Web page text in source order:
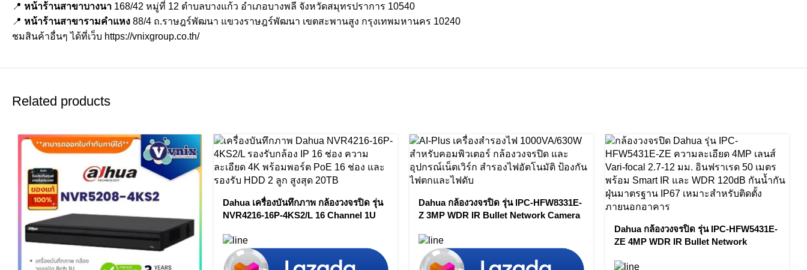
📍 หน้าร้านสาขาบางนา 168/42 หมู่ที่ 12 ตำบลบางแก้ว อำเภอบางพลี จังหวัดสมุทรปราการ 10540
📍 หน้าร้านสาขารามคำแหง 88/4 ถ.ราษฎร์พัฒนา แขวงราษฎร์พัฒนา เขตสะพานสูง กรุงเทพมหานคร 10240
ชมสินค้าอื่นๆ ได้ที่เว็บ https://vnixgroup.co.th/
Related products
Dahua เครื่องบันทึกภาพ กล้องวงจรปิด รุ่น
NVR4216-16P-4KS2/L 16 Channel 1U
Vnix Group
Dahua กล้องวงจรปิด รุ่น IPC-HFW8331E-
Z 3MP WDR IR Bullet Network Camera
Dahua กล้องวงจรปิด รุ่น IPC-HFW5431E-
ZE 4MP WDR IR Bullet Network